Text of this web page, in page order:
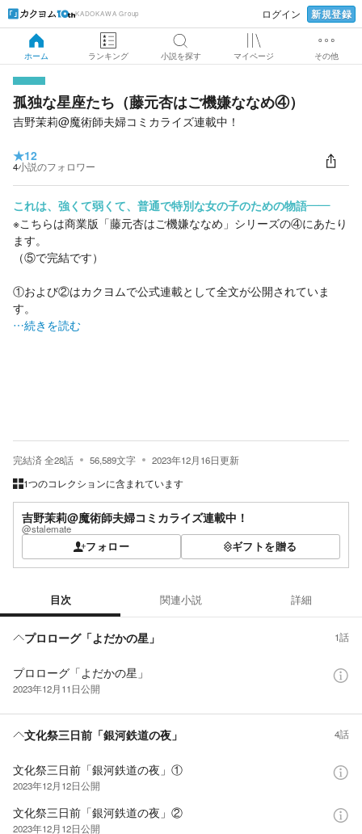
KADOKAWA Group ログイン 新規登録
ホーム ランキング 小説を探す マイページ その他
孤独な星座たち（藤元杏はご機嫌ななめ④）
吉野茉莉@魔術師夫婦コミカライズ連載中！
★12
4小説のフォロワー
これは、強くて弱くて、普通で特別な女の子のための物語――
※こちらは商業版「藤元杏はご機嫌ななめ」シリーズの④にあたり
ます。
（⑤で完結です）
①および②はカクヨムで公式連載として全文が公開されていま
す。
…続きを読む
完結済全28話 56,589文字 2023年12月16日更新
1つのコレクションに含まれています
吉野茉莉@魔術師夫婦コミカライズ連載中！
@stalemate
フォロー ギフトを贈る
目次 関連小説 詳細
プロローグ「よだかの星」 1話
プロローグ「よだかの星」
2023年12月11日公開
文化祭三日前「銀河鉄道の夜」 4話
文化祭三日前「銀河鉄道の夜」①
2023年12月12日公開
文化祭三日前「銀河鉄道の夜」②
2023年12月12日公開